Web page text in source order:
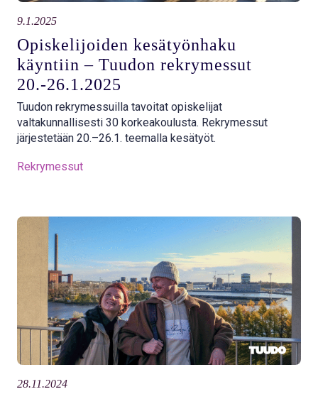
9.1.2025
Opiskelijoiden kesätyönhaku
käyntiin – Tuudon rekrymessut
20.-26.1.2025
Tuudon rekrymessuilla tavoitat opiskelijat
valtakunnallisesti 30 korkeakoulusta. Rekrymessut
järjestetään 20.–26.1. teemalla kesätyöt.
Rekrymessut
28.11.2024